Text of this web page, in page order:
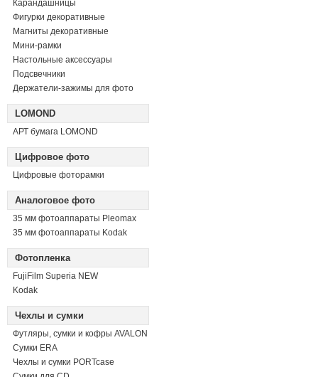
Карандашницы
Фигурки декоративные
Магниты декоративные
Мини-рамки
Настольные аксессуары
Подсвечники
Держатели-зажимы для фото
LOMOND
АРТ бумага LOMOND
Цифровое фото
Цифровые фоторамки
Аналоговое фото
35 мм фотоаппараты Pleomax
35 мм фотоаппараты Kodak
Фотопленка
FujiFilm Superia NEW
Kodak
Чехлы и сумки
Футляры, сумки и кофры AVALON
Сумки ERA
Чехлы и сумки PORTcase